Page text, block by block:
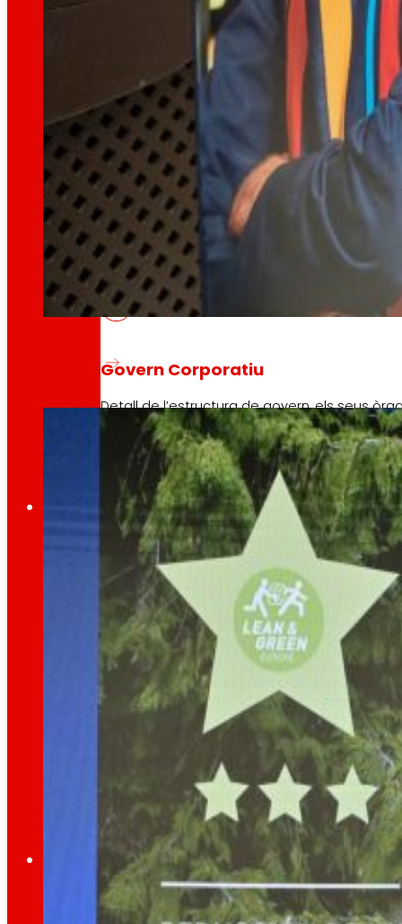
Sènior Secured Bonds
Coneix el marc financer que recolza les
AFSEs
Espai d’informació per a titulars d’AFSEs,
Govern Corporatiu
Detall de l’estructura de govern, els seus
Premsa
Al dia
Tota l’actualitat i els últims passos d’EROSKI
Innovació
EROSKI renova els seus
02/03/2026